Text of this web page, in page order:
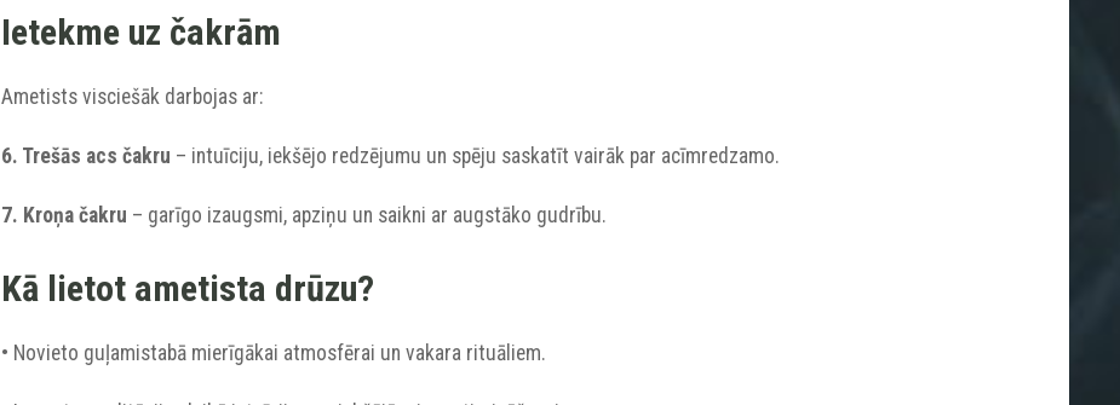
Ietekme uz čakrām
Ametists visciešāk darbojas ar:
6. Trešās acs čakru – intuīciju, iekšējo redzējumu un spēju saskatīt vairāk par acīmredzamo.
7. Kroņa čakru – garīgo izaugsmi, apziņu un saikni ar augstāko gudrību.
Kā lietot ametista drūzu?
• Novieto guļamistabā mierīgākai atmosfērai un vakara rituāliem.